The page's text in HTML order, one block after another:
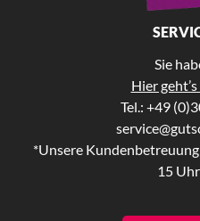
Sie
Hier
Tel.: +49
*Unsere
15